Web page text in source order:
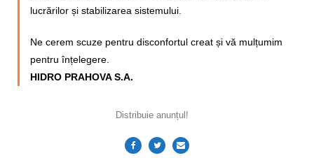
lucrărilor și stabilizarea sistemului.
Ne cerem scuze pentru disconfortul creat și vă mulțumim
pentru înțelegere.
HIDRO PRAHOVA S.A.
Distribuie anunțul!